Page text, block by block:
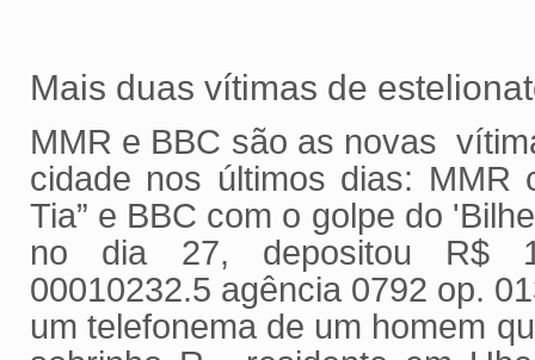
Mais duas vítimas de
MMR e BBC são as novas
cidade nos últimos dias: MMR
Tia” e BBC com o golpe do
no dia 27, depositou R$
00010232.5 agência 0792 op.
um telefonema de um homem